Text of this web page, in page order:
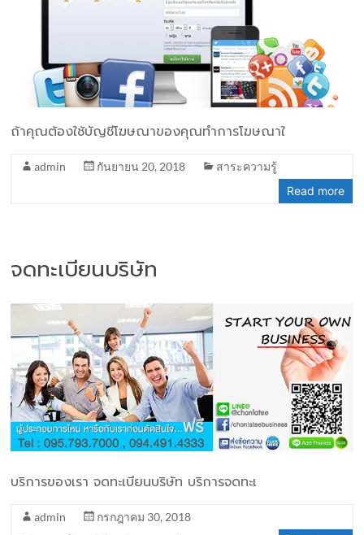
ถ้าคุณต้องใช้บัญชีโฆษณาของคุณทำการโฆษณาใ
admin กันยายน 20, 2018
สาระความรู้
Read more
จดทะเบียนบริษัท
บริการของเรา จดทะเบียนบริษัท บริการจดทะเ
admin
กรกฎาคม 30, 2018